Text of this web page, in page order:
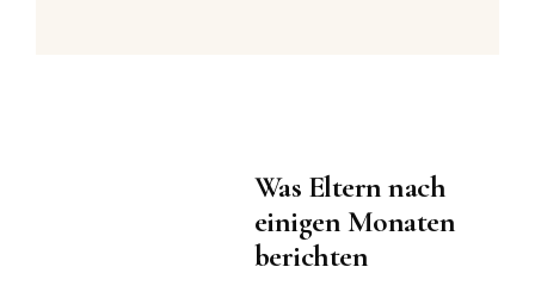
Was Eltern nach
einigen Monaten
berichten